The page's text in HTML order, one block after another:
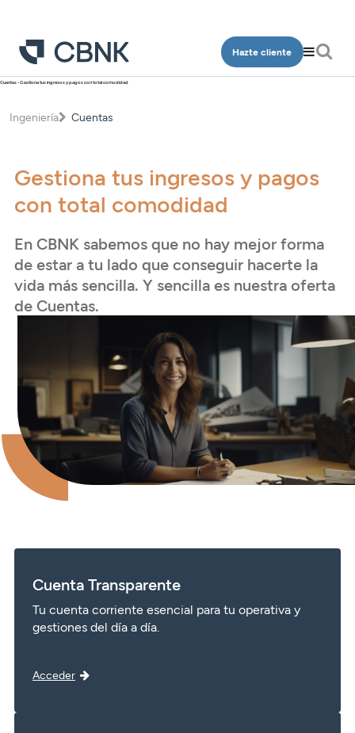
Hazte cliente
Personas
Programa Más CBNK
Depósitos
Financiación
Inversión
Planes de pensiones
Tarjetas
Servicios
Empresa
Depósitos
Financiación
Avales
Banca Partner
Inversión
Servicios
Inversión
Planes de pensiones
Programa Más CBNK
Depósitos
Financiación
Inversión
Tarjetas
Seguros
Servicios
Expatriados
Salud
Cuentas
Depósitos
Financiación
Planes de pensiones
Tarjetas
Seguros
Servicios
Oficinas
Contacto
ES
Acceso clientes
Cuentas - Gestiona tus ingresos y pagos con total comodidad
Ingeniería Cuentas
Gestiona tus ingresos y pagos
con total comodidad
En CBNK sabemos que no hay mejor forma
de estar a tu lado que conseguir hacerte la
vida más sencilla. Y sencilla es nuestra oferta
de Cuentas.
Cuenta Transparente
Tu cuenta corriente esencial para tu operativa y
gestiones del día a día.
Acceder